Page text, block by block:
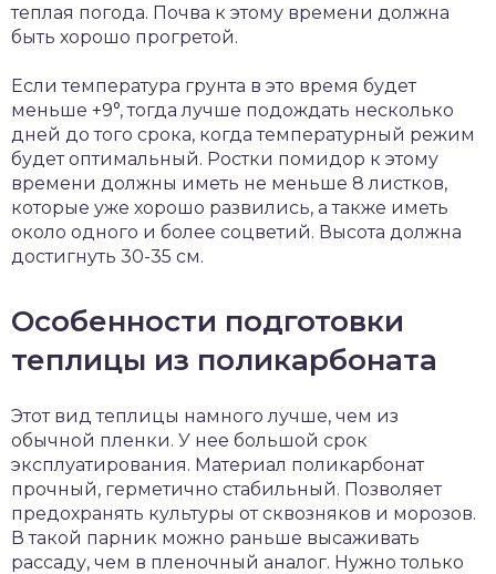
теплая погода. Почва к этому времени должна
быть хорошо прогретой.
Если температура грунта в это время будет
меньше +9°, тогда лучше подождать несколько
дней до того срока, когда температурный режим
будет оптимальный. Ростки помидор к этому
времени должны иметь не меньше 8 листков,
которые уже хорошо развились, а также иметь
около одного и более соцветий. Высота должна
достигнуть 30-35 см.
Особенности подготовки
теплицы из поликарбоната
Этот вид теплицы намного лучше, чем из
обычной пленки. У нее большой срок
эксплуатирования. Материал поликарбонат
прочный, герметично стабильный. Позволяет
предохранять культуры от сквозняков и морозов.
В такой парник можно раньше высаживать
рассаду, чем в пленочный аналог. Нужно только